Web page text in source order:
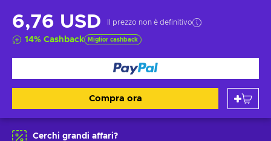
6,76 USD Il prezzo non è definitivo
14% Cashback Miglior cashback
Compra ora
Cerchi grandi affari?